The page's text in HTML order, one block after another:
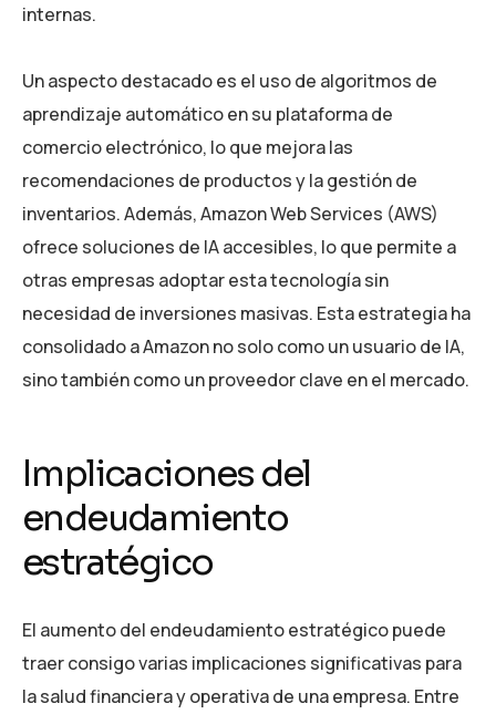
internas.
Un aspecto destacado es el uso de algoritmos de
aprendizaje automático en su plataforma de
comercio electrónico, lo que mejora las
recomendaciones de productos y la gestión de
inventarios. Además, Amazon Web Services (AWS)
ofrece soluciones de IA accesibles, lo que permite a
otras empresas adoptar esta tecnología sin
necesidad de inversiones masivas. Esta estrategia ha
consolidado a Amazon no solo como un usuario de IA,
sino también como un proveedor clave en el mercado.
Implicaciones del
endeudamiento
estratégico
El aumento del endeudamiento estratégico puede
traer consigo varias implicaciones significativas para
la salud financiera y operativa de una empresa. Entre